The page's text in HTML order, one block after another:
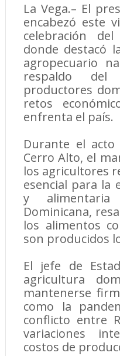
La Vega.– El
encabezó este
celebración
donde destacó
agropecuario
respaldo
productores
retos
enfrenta el país.
Durante el
Cerro Alto, el
los agricultores
esencial para la
y
Dominicana,
los alimentos
son producidos
El jefe de
agricultura
mantenerse
como la
conflicto entre
variaciones
costos de